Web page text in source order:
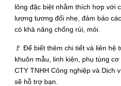
lông đặc biệt nhằm thích hợp với
lượng tương đối nhẹ, đảm bảo
có khả năng chống rủi, mỏi.
🚩 Để biết thêm chi tiết và liên hệ
khuôn mẫu, linh kiện, phụ tùng
CTY TNHH Công nghiệp và Dịch
sẽ hỗ trợ bạn.